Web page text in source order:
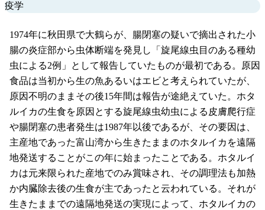
疫学
1974年に秋田県で大鶴らが、腸閉塞の疑いで摘出された小
腸の炎症部から虫体断端を発見し「旋尾線虫目のある種幼
虫による2例」として報告していたものが最初である。原因
食品は当初から生の魚あるいはエビと考えられていたが、
原因不明のままその後15年間は報告が途絶えていた。ホタ
ルイカの生食を原因とする旋尾線虫幼虫による皮膚爬行症
や腸閉塞の患者発生は1987年以後であるが、その要因は、
主産地であった富山湾から生きたままのホタルイカを遠隔
地発送することがこの年に始まったことである。ホタルイ
カは元来限られた産地でのみ賞味され、その調理法も加熱
か内臓除去後の生食が主であったと云われている。それが
生きたままでの遠隔地発送の実現によって、ホタルイカの